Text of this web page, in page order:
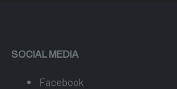
SOCIAL MEDIA
Facebook